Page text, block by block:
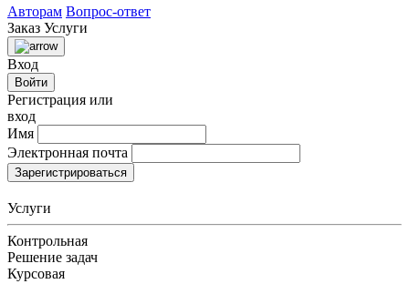
Авторам Вопрос-ответ
Заказ Услуги
Вход
Войти
Регистрация или
вход
Имя
Электронная почта
Зарегистрироваться
Услуги
Контрольная
Решение задач
Курсовая